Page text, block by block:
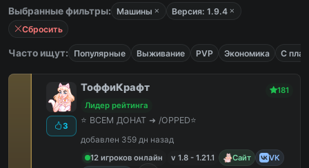
Выбранные фильтры: Машины
Версия: 1.9.4
Сбросить
Часто ищут: Популярные Выживание PVP Экономика С
3
ТоффиКрафт
181
Лидер рейтинга
⭐ ВСЕМ ДОНАТ ➜ /OPPED⭐
добавлен 359 дн назад
12 игроков онлайн
v 1.8 - 1.21.1 Сайт
VK